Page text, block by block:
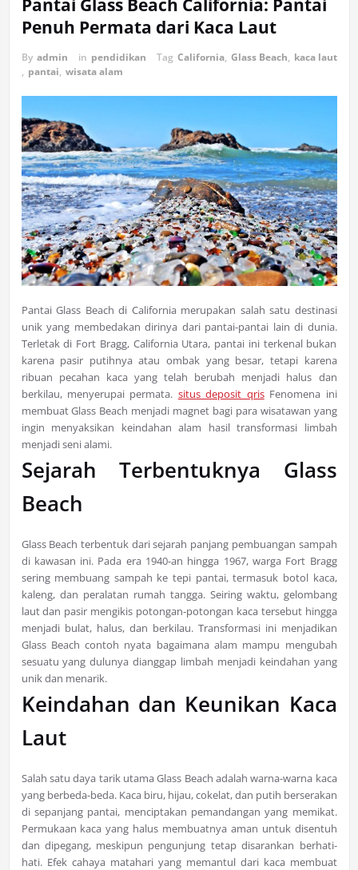
Pantai Glass Beach California: Pantai
Penuh Permata dari Kaca Laut
By admin in pendidikan Tag California, Glass Beach, kaca laut
, pantai, wisata alam
Pantai Glass Beach di California merupakan salah satu destinasi
unik yang membedakan dirinya dari pantai-pantai lain di dunia.
Terletak di Fort Bragg, California Utara, pantai ini terkenal bukan
karena pasir putihnya atau ombak yang besar, tetapi karena
ribuan pecahan kaca yang telah berubah menjadi halus dan
berkilau, menyerupai permata. situs deposit qrisFenomena ini
membuat Glass Beach menjadi magnet bagi para wisatawan yang
ingin menyaksikan keindahan alam hasil transformasi limbah
menjadi seni alami.
Sejarah Terbentuknya Glass
Beach
Glass Beach terbentuk dari sejarah panjang pembuangan sampah
di kawasan ini. Pada era 1940-an hingga 1967, warga Fort Bragg
sering membuang sampah ke tepi pantai, termasuk botol kaca,
kaleng, dan peralatan rumah tangga. Seiring waktu, gelombang
laut dan pasir mengikis potongan-potongan kaca tersebut hingga
menjadi bulat, halus, dan berkilau. Transformasi ini menjadikan
Glass Beach contoh nyata bagaimana alam mampu mengubah
sesuatu yang dulunya dianggap limbah menjadi keindahan yang
unik dan menarik.
Keindahan dan Keunikan Kaca
Laut
Salah satu daya tarik utama Glass Beach adalah warna-warna kaca
yang berbeda-beda. Kaca biru, hijau, cokelat, dan putih berserakan
di sepanjang pantai, menciptakan pemandangan yang memikat.
Permukaan kaca yang halus membuatnya aman untuk disentuh
dan dipegang, meskipun pengunjung tetap disarankan berhati-
hati. Efek cahaya matahari yang memantul dari kaca membuat